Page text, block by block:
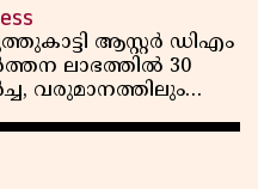
ആസ്റ്റർ ഡിഎം
ലാഭത്തിൽ 30
വരുമാനത്തിലും
പുറത്ത്